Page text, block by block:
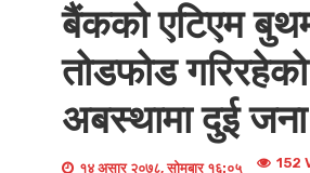
बैंकको एटिएम
तोडफोड गरिरहेको
अबस्थामा दुई
१४ असार २०७८, सोमबार १६:०५ 152